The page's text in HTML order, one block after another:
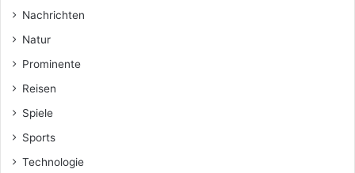
Nachrichten
Natur
Prominente
Reisen
Spiele
Sports
Technologie